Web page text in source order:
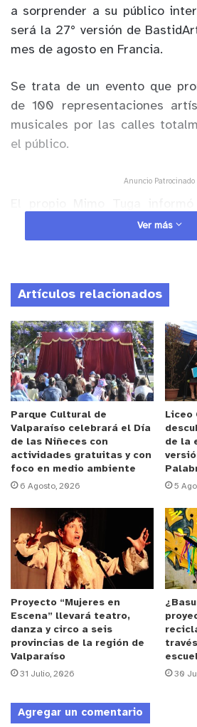
a sorprender a su público
será la 27° versión de
mes de agosto en Francia.
Se trata de un evento que
de 100 representaciones
musicales por las calles
el público.
Anuncio Patrocinado
presentación a nivel
callejera tengo el honor y
de BastidArt. Si esto fuera
como la imagen del afiche
comentó en sus redes
Tuga.
De esta manera el artista
nueva aventura
pistas europeas en lo que será
BASTID’ART en Francia.
Ver más
Artículos relacionados
Parque Cultural de
Valparaíso celebrará el Día
de las Niñeces con
actividades gratuitas y con
foco en medio ambiente
6 Agosto, 2026
Liceo
de la
5
Proyecto “Mujeres en
Escena” llevará teatro,
danza y circo a seis
provincias de la región de
Valparaíso
31 Julio, 2026 30
Agregar un comentario